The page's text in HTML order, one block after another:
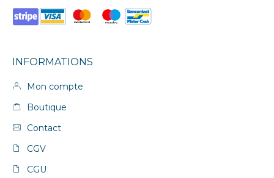
INFORMATIONS
Mon compte
Boutique
Contact
CGV
CGU